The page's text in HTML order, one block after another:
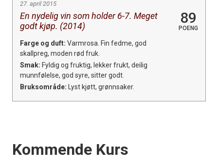
27. april 2015
En nydelig vin som holder 6-7. Meget
godt kjøp. (2014)
89
POENG
Farge og duft: Varmrosa. Fin fedme, god
skallpreg, moden rød fruk.
Smak: Fyldig og fruktig, lekker frukt, deilig
munnfølelse, god syre, sitter godt.
Bruksområde: Lyst kjøtt, grønnsaker.
Events
Kommende Kurs